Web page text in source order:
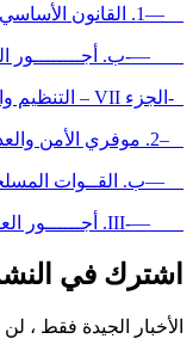
—1. القانون الأساسي – الأجور – الحيـطة الاجتماعية لأعوان الدولة
—-ب. أجــــــــور
-الجزء VII – التنظيم والقانون الأساسي لموفري الأمن والعدالة
–2. موفري الأمن والعدالة التابعيــن لوزارة الدفاع الوطني
—ب. القــوات
—-III. أجــــــور العسكرييــــــــن
اشترك في
الأخبار الجيدة فقط